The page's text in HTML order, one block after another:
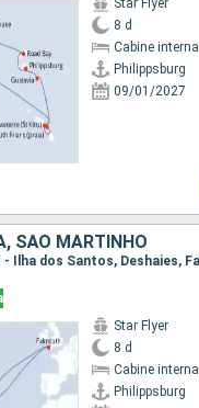
Star Flyer
8 d
Cabine interna
Philippsburg
09/01/2027
SÃO MARTINHO
Star Flyer
8 d
Cabine interna
Philippsburg